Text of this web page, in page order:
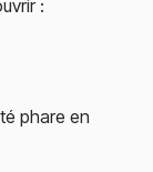
:
phare en